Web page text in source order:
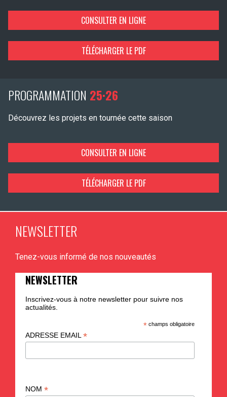
CONSULTER EN LIGNE
TÉLÉCHARGER LE PDF
PROGRAMMATION 25·26
Découvrez les projets en tournée cette saison
CONSULTER EN LIGNE
TÉLÉCHARGER LE PDF
NEWSLETTER
Tenez-vous informé de nos nouveautés
NEWSLETTER
Inscrivez-vous à notre newsletter pour suivre nos
actualités.
* champs obligatoire
ADRESSE EMAIL *
NOM *